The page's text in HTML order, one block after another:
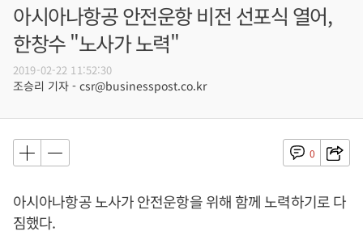
아시아나항공 안전운항 비전 선포식 열어,
한창수 "노사가 노력"
2019-02-22 11:52:30
조승리 기자 - csr@businesspost.co.kr
0
아시아나항공 노사가 안전운항을 위해 함께 노력하기로 다
짐했다.